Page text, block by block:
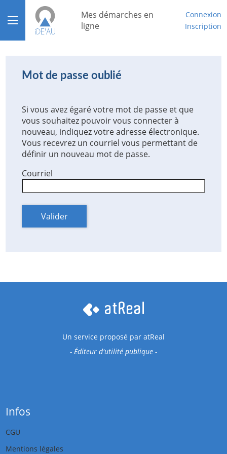
Mes démarches en
ligne
Connexion
Inscription
Ouvrir le menu
Aide
Mon tableau de bord
Mot de passe oublié
Si vous avez égaré votre mot de passe et que
vous souhaitez pouvoir vous connecter à
nouveau, indiquez votre adresse électronique.
Vous recevrez un courriel vous permettant de
définir un nouveau mot de passe.
Courriel
Valider
Un service proposé par atReal
- Éditeur d'utilité publique -
Infos
CGU
Mentions légales